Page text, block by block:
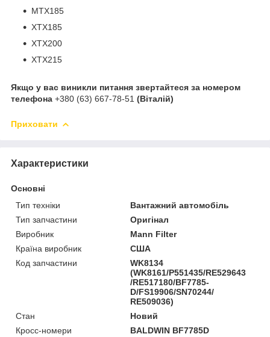
MTX185
XTX185
XTX200
XTX215
Якщо у вас виникли питання звертайтеся за номером
телефона +380 (63) 667-78-51 (Віталій)
Приховати
Характеристики
Основні
Тип техніки
Вантажний автомобіль
Тип запчастини
Оригінал
Виробник
Mann Filter
Країна виробник
США
Код запчастини
WK8134
(WK8161/P551435/RE529643
/RE517180/BF7785-
D/FS19906/SN70244/
RE509036)
Стан
Новий
Кросс-номери
BALDWIN BF7785D